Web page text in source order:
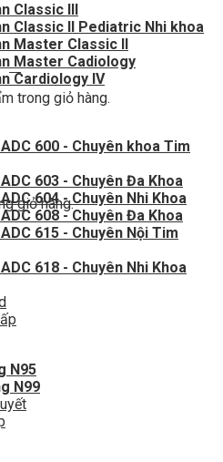
0
trong giỏ hàng.
giỏ hàng.
Classic III
Classic II Pediatric Nhi khoa
Master Classic II
Master Cadiology
Cardiology IV
600 - Chuyên khoa Tim
603 - Chuyên Đa Khoa
604 - Chuyên Nhi Khoa
608 - Chuyên Đa Khoa
615 - Chuyên Nội Tim
618 - Chuyên Nhi Khoa
N95
N99